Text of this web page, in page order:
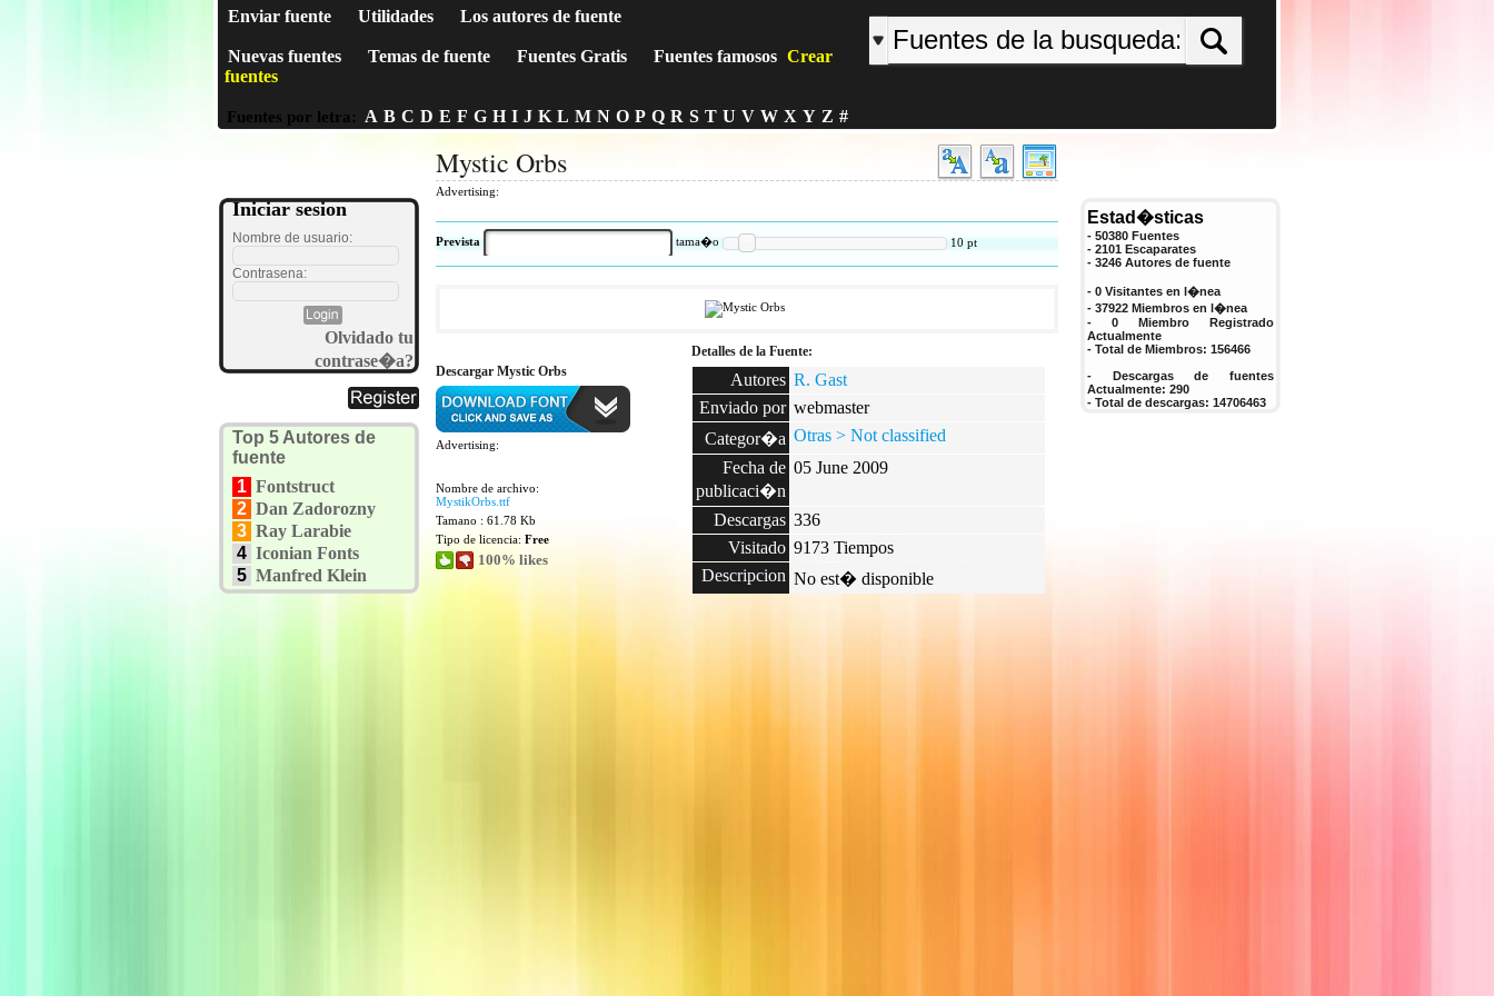
Enviar fuente Utilidades Los autores de fuente
Nuevas fuentes Temas de fuente Fuentes Gratis Fuentes famosos Crear
fuentes
Fuentes por letra: A B C D E F G H I J K L M N O P Q R S T U V W X Y Z #
Iniciar sesion
Nombre de usuario:
Contrasena:
Olvidado tu
contrase�a?
Top 5 Autores de
fuente
1 Fontstruct
2 Dan Zadorozny
3 Ray Larabie
4 Iconian Fonts
5 Manfred Klein
Mystic Orbs
Advertising:
Prevista tama�o 10 pt
Descargar Mystic Orbs
Advertising:
Nombre de archivo:
MystikOrbs.ttf
Tamano : 61.78 Kb
Tipo de licencia: Free
100% likes
Detalles de la Fuente:
Autores R. Gast
Enviado por webmaster
Categor�a Otras > Not classified
Fecha de
publicaci�n
05 June 2009
Descargas 336
Visitado 9173 Tiempos
Descripcion No est� disponible
Estad�sticas
- 50380 Fuentes
- 2101 Escaparates
- 3246 Autores de fuente
- 0 Visitantes en l�nea
- 37922 Miembros en l�nea
- 0 Miembro Registrado
Actualmente
- Total de Miembros: 156466
- Descargas de fuentes
Actualmente: 290
- Total de descargas: 14706463